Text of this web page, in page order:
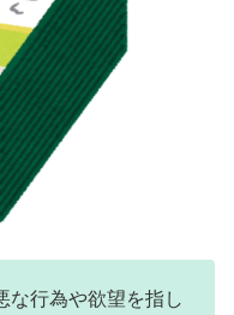
な行為や欲望を指し